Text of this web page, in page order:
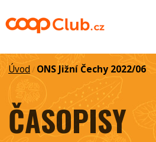
Úvod / ONS Jižní Čechy 2022/06
ČASOPISY